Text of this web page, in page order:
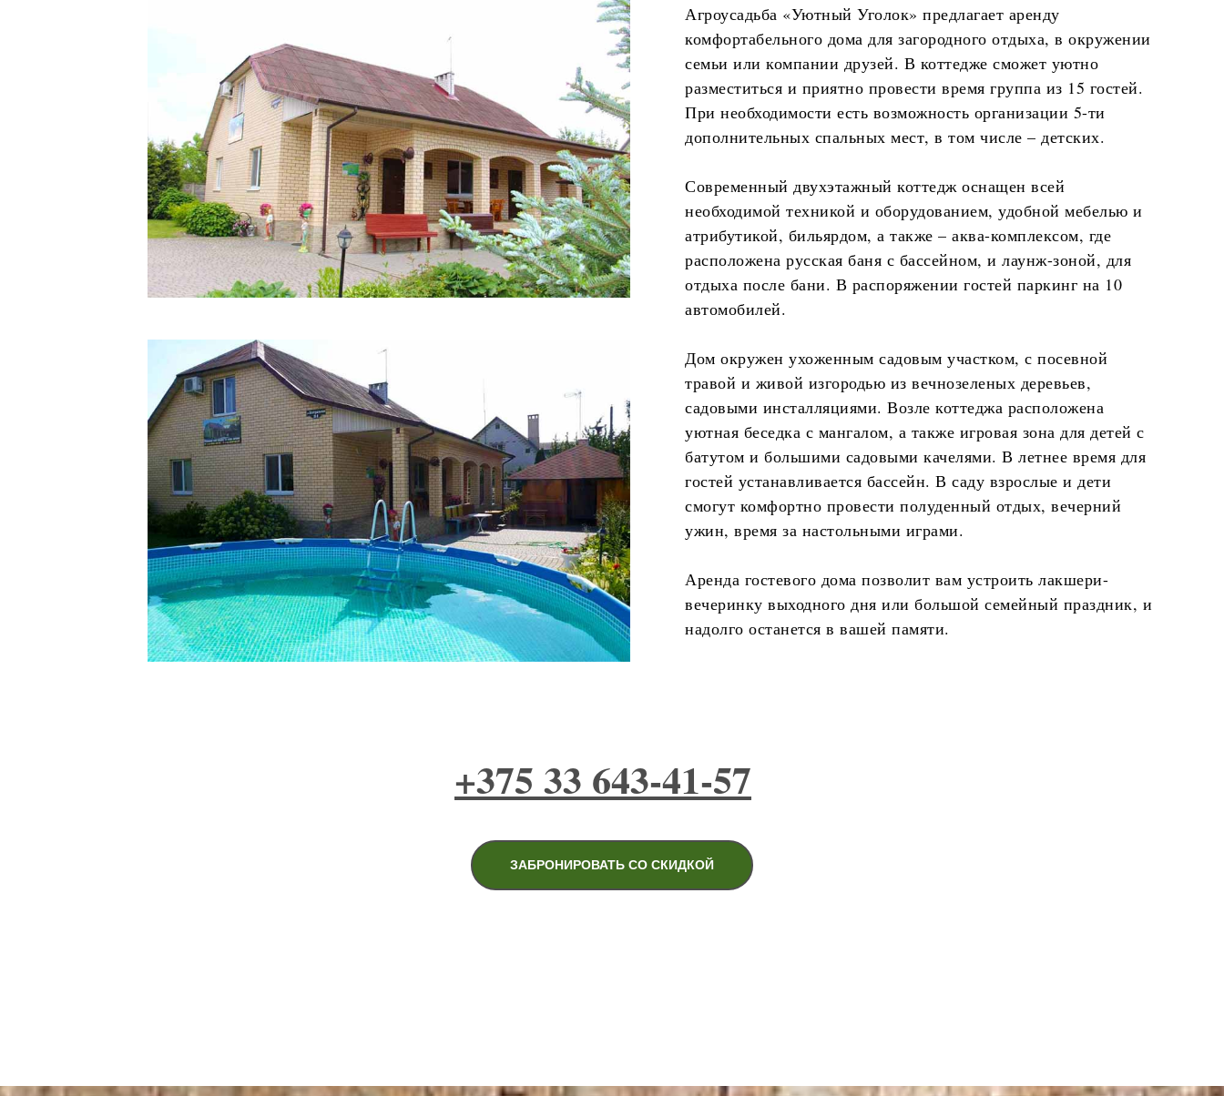
Агроусадьба «Уютный Уголок» предлагает аренду
комфортабельного дома для загородного отдыха, в окружении
семьи или компании друзей. В коттедже сможет уютно
разместиться и приятно провести время группа из 15 гостей.
При необходимости есть возможность организации 5-ти
дополнительных спальных мест, в том числе – детских.
Современный двухэтажный коттедж оснащен всей
необходимой техникой и оборудованием, удобной мебелью и
атрибутикой, бильярдом, а также – аква-комплексом, где
расположена русская баня с бассейном, и лаунж-зоной, для
отдыха после бани. В распоряжении гостей паркинг на 10
автомобилей.
Дом окружен ухоженным садовым участком, с посевной
травой и живой изгородью из вечнозеленых деревьев,
садовыми инсталляциями. Возле коттеджа расположена
уютная беседка с мангалом, а также игровая зона для детей с
батутом и большими садовыми качелями. В летнее время для
гостей устанавливается бассейн. В саду взрослые и дети
смогут комфортно провести полуденный отдых, вечерний
ужин, время за настольными играми.
Аренда гостевого дома позволит вам устроить лакшери-
вечеринку выходного дня или большой семейный праздник, и
надолго останется в вашей памяти.
ЗАБРОНИРОВАТЬ СО СКИДКОЙ
+375 33 643-41-57